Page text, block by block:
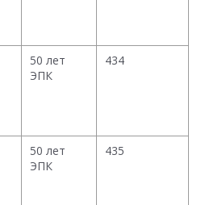
50 лет
ЭПК
434
50 лет
ЭПК
435